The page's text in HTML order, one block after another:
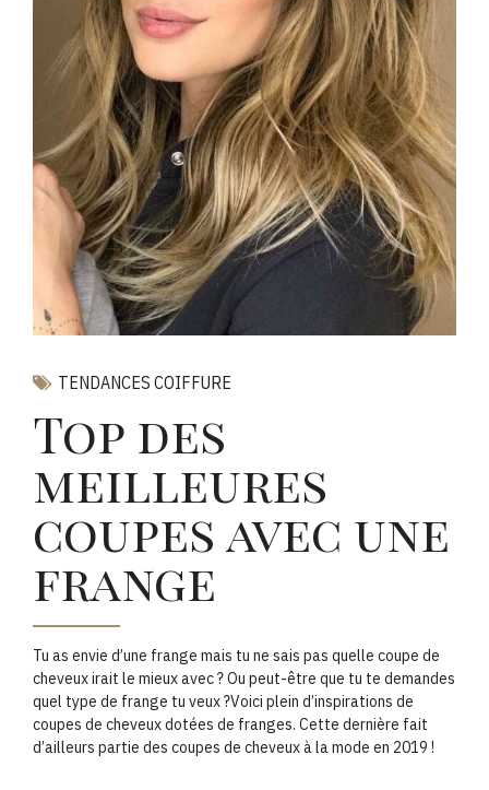
TENDANCES COIFFURE
Top des
meilleures
coupes avec une
frange
Tu as envie d’une frange mais tu ne sais pas quelle coupe de
cheveux irait le mieux avec ? Ou peut-être que tu te demandes
quel type de frange tu veux ?Voici plein d’inspirations de
coupes de cheveux dotées de franges. Cette dernière fait
d’ailleurs partie des coupes de cheveux à la mode en 2019 !